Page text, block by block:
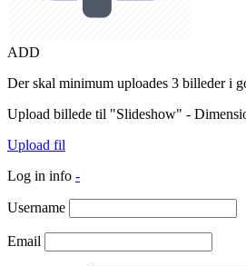
ADD
Der skal minimum uploades 3 billeder i
Upload billede til "Slideshow" -
Upload fil
Log in info -
Username
Email